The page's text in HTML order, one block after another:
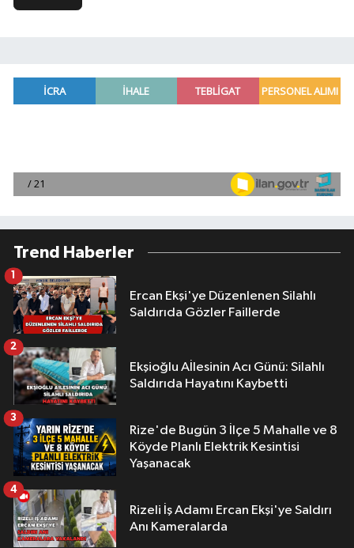
Trend Haberler
Ercan Ekşi'ye Düzenlenen Silahlı
Saldırıda Gözler Faillerde
1
Ekşioğlu Aİlesinin Acı Günü: Silahlı
Saldırıda Hayatını Kaybetti
2
Rize'de Bugün 3 İlçe 5 Mahalle ve 8
Köyde Planlı Elektrik Kesintisi
Yaşanacak
3
Rizeli İş Adamı Ercan Ekşi'ye Saldırı
Anı Kameralarda
4